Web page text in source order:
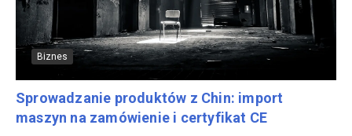
Biznes
Sprowadzanie produktów z Chin: import
maszyn na zamówienie i certyfikat CE